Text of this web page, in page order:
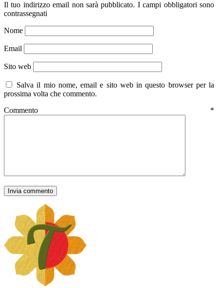
Il tuo indirizzo email non sarà pubblicato. I campi obbligatori sono
contrassegnati
Nome
Email
Sito web
Salva il mio nome, email e sito web in questo browser per la
prossima volta che commento.
Commento *